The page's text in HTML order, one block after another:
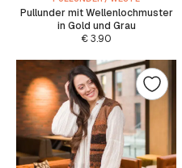
Pullunder mit Wellenlochmuster
in Gold und Grau
€3.90